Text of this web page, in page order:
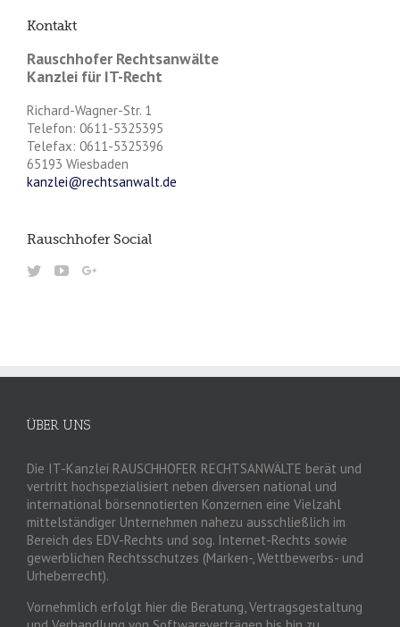
Kontakt
Rauschhofer Rechtsanwälte
Kanzlei für IT-Recht
Richard-Wagner-Str. 1
Telefon: 0611-5325395
Telefax: 0611-5325396
65193 Wiesbaden
kanzlei@rechtsanwalt.de
Rauschhofer Social
ÜBER UNS
Die IT-Kanzlei RAUSCHHOFER RECHTSANWÄLTE berät und
vertritt hochspezialisiert neben diversen national und
international börsennotierten Konzernen eine Vielzahl
mittelständiger Unternehmen nahezu ausschließlich im
Bereich des EDV-Rechts und sog. Internet-Rechts sowie
gewerblichen Rechtsschutzes (Marken-, Wettbewerbs- und
Urheberrecht).
Vornehmlich erfolgt hier die Beratung, Vertragsgestaltung